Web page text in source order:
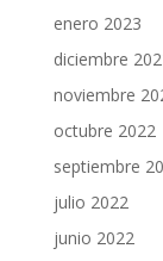
enero 2023
diciembre
noviembre
octubre 2022
septiembre
julio 2022
junio 2022